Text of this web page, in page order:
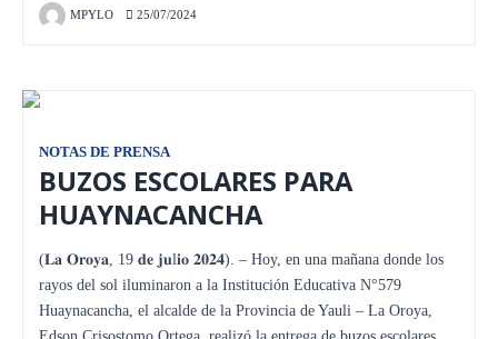
MPYLO 25/07/2024
NOTAS DE PRENSA
BUZOS ESCOLARES PARA
HUAYNACANCHA
(𝐋𝐚 𝐎𝐫𝐨𝐲𝐚, 19 𝐝𝐞 𝐣𝐮l𝐢𝐨 𝟐𝟎𝟐𝟒). – Hoy, en una mañana donde los
rayos del sol iluminaron a la Institución Educativa N°579
Huaynacancha, el alcalde de la Provincia de Yauli – La Oroya,